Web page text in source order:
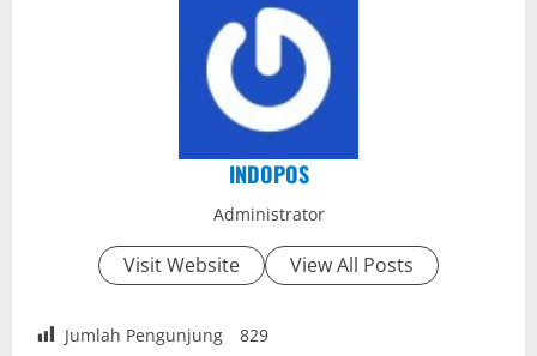
INDOPOS
Administrator
Visit Website View All Posts
Jumlah Pengunjung 829